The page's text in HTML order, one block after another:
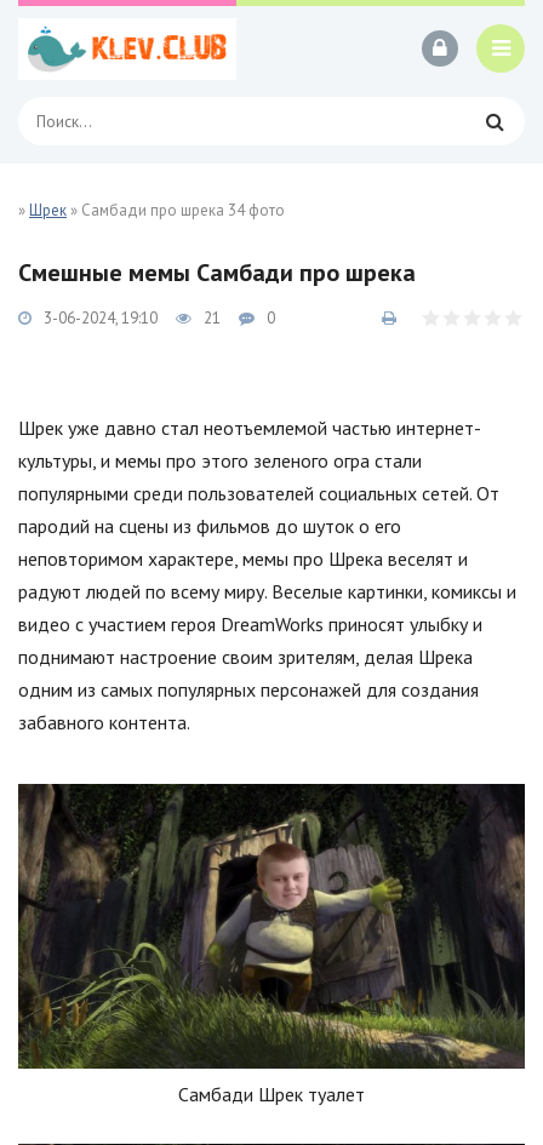
»Шрек » Самбади про шрека 34 фото
Смешные мемы Самбади про шрека
3-06-2024, 19:10 21 0
Шрек уже давно стал неотъемлемой частью интернет-
культуры, и мемы про этого зеленого огра стали
популярными среди пользователей социальных сетей. От
пародий на сцены из фильмов до шуток о его
неповторимом характере, мемы про Шрека веселят и
радуют людей по всему миру. Веселые картинки, комиксы и
видео с участием героя DreamWorks приносят улыбку и
поднимают настроение своим зрителям, делая Шрека
одним из самых популярных персонажей для создания
забавного контента.
Самбади Шрек туалет